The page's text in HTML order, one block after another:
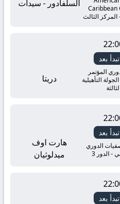
Caribbean
السلفادور - سيدات
بعد
المؤتمر
التأهيلية
دريتا
بعد
الدوري
- الدور 3
هارت اوف
ميدلوثيان
بعد